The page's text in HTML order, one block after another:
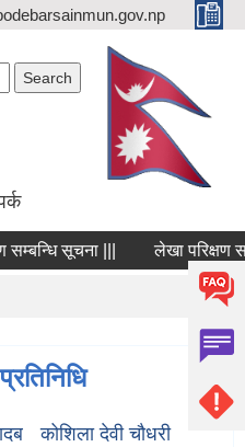
सूचना ||| लेखा परिक्षण
1
कोशिला देवी चौधरी